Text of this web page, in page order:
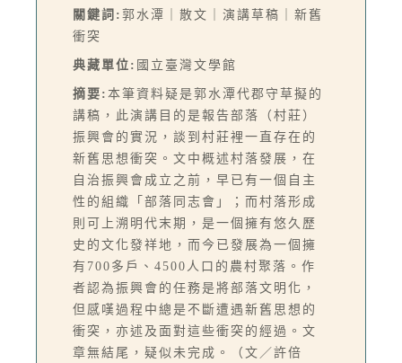
關鍵詞: 郭水潭｜散文｜演講草稿｜新舊
衝突
典藏單位: 國立臺灣文學館
摘要: 本筆資料疑是郭水潭代郡守草擬的
講稿，此演講目的是報告部落（村莊）
振興會的實況，談到村莊裡一直存在的
新舊思想衝突。文中概述村落發展，在
自治振興會成立之前，早已有一個自主
性的組織「部落同志會」；而村落形成
則可上溯明代末期，是一個擁有悠久歷
史的文化發祥地，而今已發展為一個擁
有700多戶、4500人口的農村聚落。作
者認為振興會的任務是將部落文明化，
但感嘆過程中總是不斷遭遇新舊思想的
衝突，亦述及面對這些衝突的經過。文
章無結尾，疑似未完成。（文／許倍